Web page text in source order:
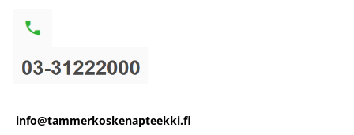
info@tammerkoskenapteekki.fi